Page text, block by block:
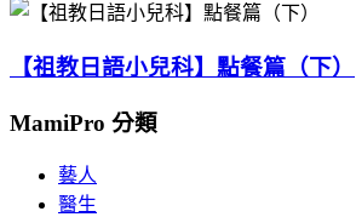
【祖教日語小兒科】點餐篇（下）
MamiPro 分類
藝人
醫生